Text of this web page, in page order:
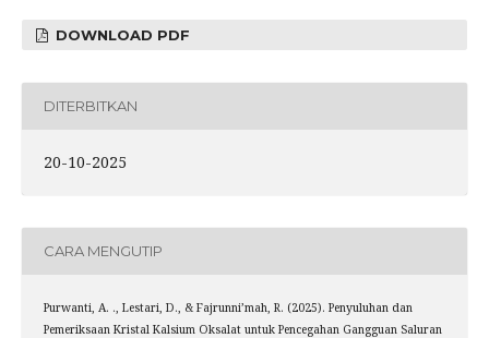
DOWNLOAD PDF
DITERBITKAN
20-10-2025
CARA MENGUTIP
Purwanti, A. ., Lestari, D., & Fajrunni’mah, R. (2025). Penyuluhan dan
Pemeriksaan Kristal Kalsium Oksalat untuk Pencegahan Gangguan Saluran